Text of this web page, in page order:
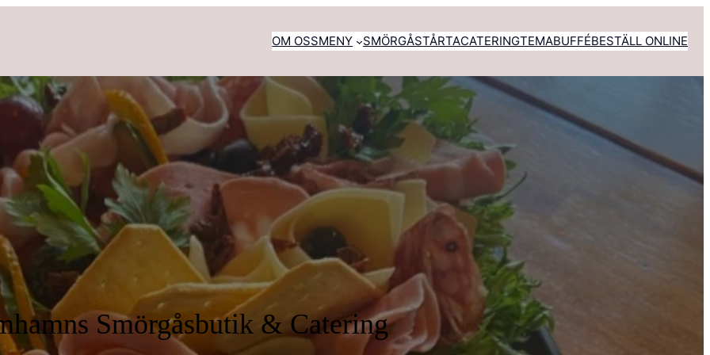
OM OSSMENY SMÖRGÅSTÅRTACATERINGTEMABUFFÉBESTÄLL ONLINE
Smörgåsbutik & Catering